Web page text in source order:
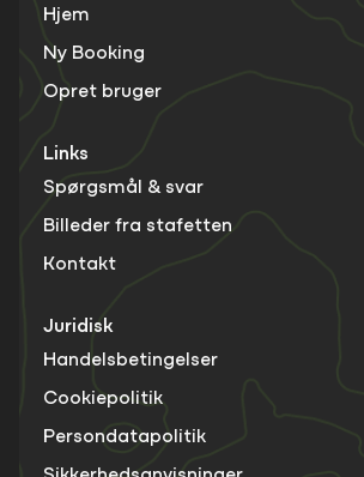
Hjem
Ny Booking
Opret bruger
Links
Spørgsmål & svar
Billeder fra stafetten
Kontakt
Juridisk
Handelsbetingelser
Cookiepolitik
Persondatapolitik